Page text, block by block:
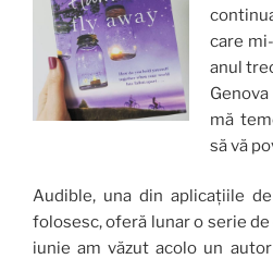
care
anul
mă
să vă
Audible, una din aplicațiile
folosesc, oferă lunar o serie
iunie am văzut acolo un